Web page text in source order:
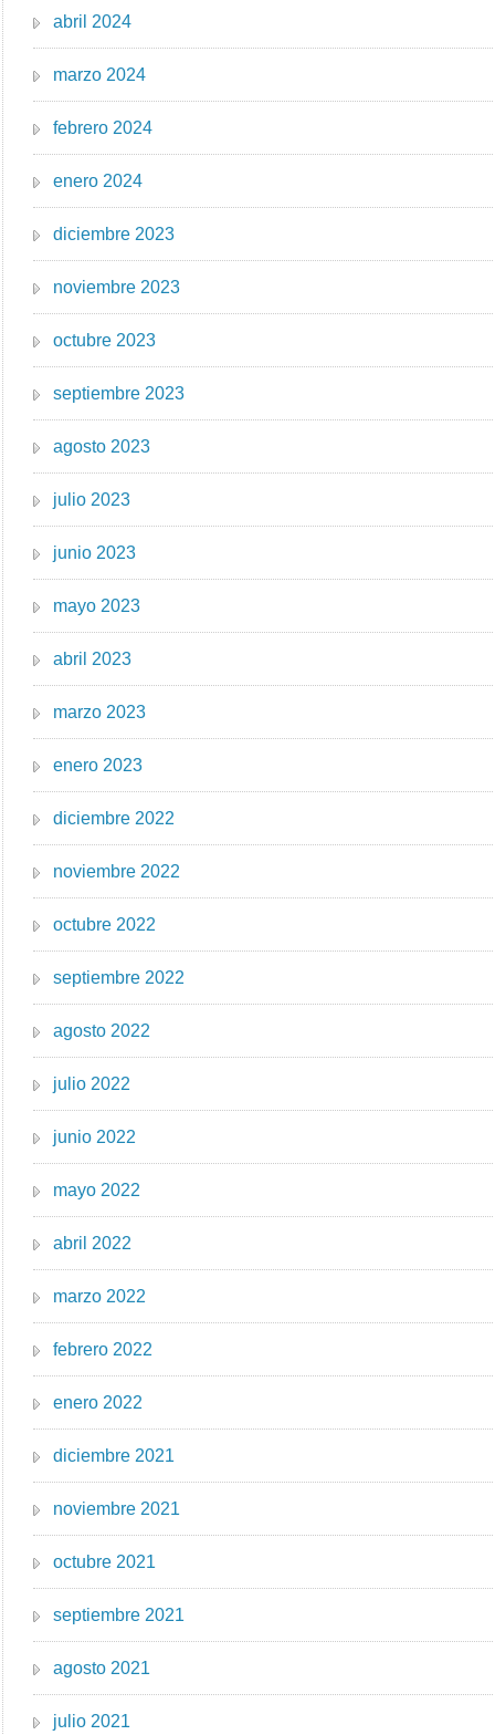
abril 2024
marzo 2024
febrero 2024
enero 2024
diciembre 2023
noviembre 2023
octubre 2023
septiembre 2023
agosto 2023
julio 2023
junio 2023
mayo 2023
abril 2023
marzo 2023
enero 2023
diciembre 2022
noviembre 2022
octubre 2022
septiembre 2022
agosto 2022
julio 2022
junio 2022
mayo 2022
abril 2022
marzo 2022
febrero 2022
enero 2022
diciembre 2021
noviembre 2021
octubre 2021
septiembre 2021
agosto 2021
julio 2021